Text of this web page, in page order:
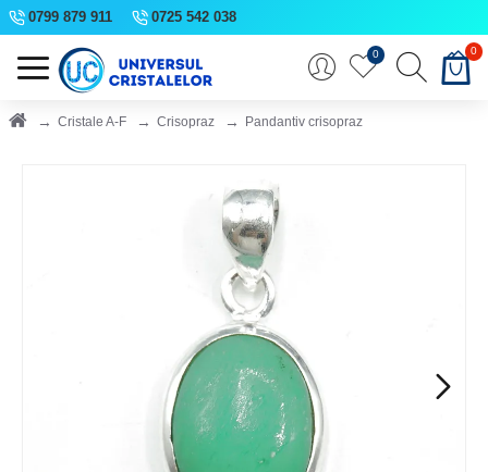
0799 879 911 0725 542 038
0 0
Cristale A-F Crisopraz Pandantiv crisopraz